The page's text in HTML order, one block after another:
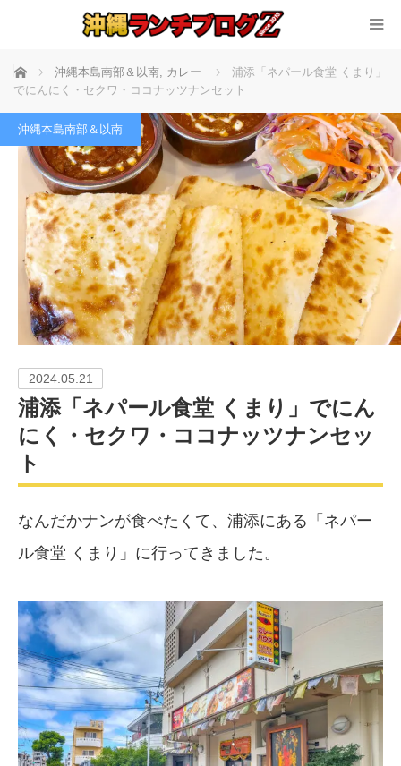
ホーム 沖縄本島南部＆以南, カレー
浦添「ネパール食堂 くまり」
でにんにく・セクワ・ココナッツナンセット
沖縄本島南部＆以南
2024.05.21
浦添「ネパール食堂 くまり」でにん
にく・セクワ・ココナッツナンセッ
ト
なんだかナンが食べたくて、浦添にある「ネパー
ル食堂 くまり」に行ってきました。